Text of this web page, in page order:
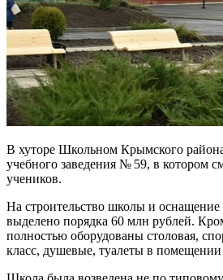
В хуторе Школьном Крымского
учебного заведения № 59, в котором
учеников.
На строительство школы и
выделено порядка 60 млн рублей.
полностью оборудованы столовая,
класс, душевые, туалеты в помещении